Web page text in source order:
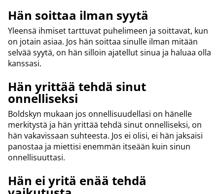
Hän soittaa ilman syytä
Yleensä ihmiset tarttuvat puhelimeen ja soittavat, kun
on jotain asiaa. Jos hän soittaa sinulle ilman mitään
selvää syytä, on hän silloin ajatellut sinua ja haluaa olla
kanssasi.
Hän yrittää tehdä sinut
onnelliseksi
Boldskyn mukaan jos onnellisuudellasi on hänelle
merkitystä ja hän yrittää tehdä sinut onnelliseksi, on
hän vakavissaan suhteesta. Jos ei olisi, ei hän jaksaisi
panostaa ja miettisi enemmän itseään kuin sinun
onnellisuuttasi.
Hän ei yritä enää tehdä